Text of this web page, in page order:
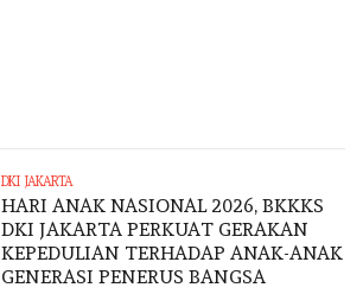
DKI JAKARTA
HARI ANAK NASIONAL 2026, BKKKS
DKI JAKARTA PERKUAT GERAKAN
KEPEDULIAN TERHADAP ANAK-ANAK
GENERASI PENERUS BANGSA